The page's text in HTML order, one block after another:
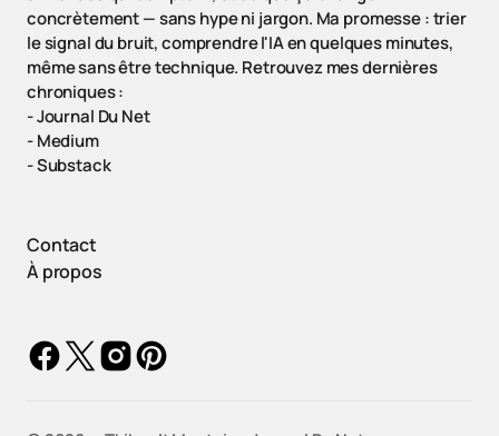
concrètement — sans hype ni jargon. Ma promesse : trier
le signal du bruit, comprendre l'IA en quelques minutes,
même sans être technique. Retrouvez mes dernières
chroniques :
-Journal Du Net
-Medium
-Substack
Contact
À propos